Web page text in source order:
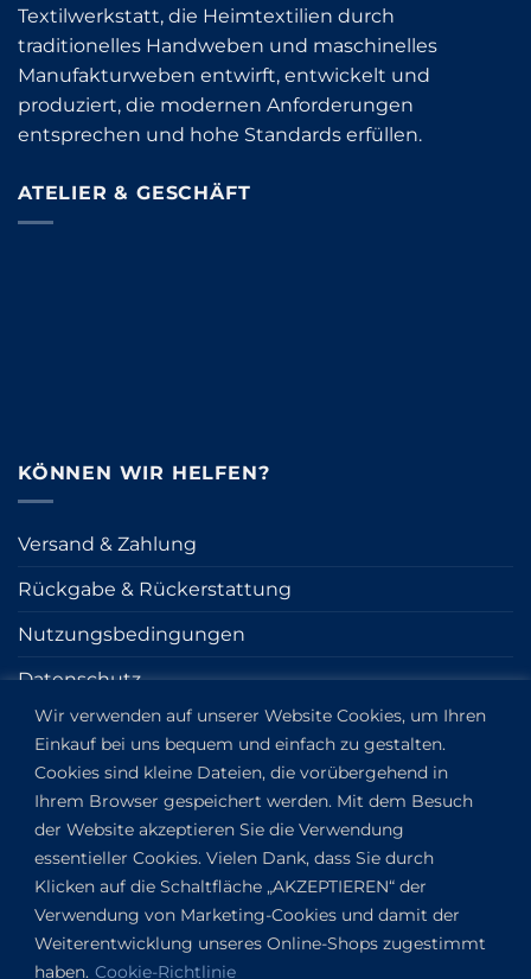
Wir verwenden auf unserer Website Cookies, um Ihren
Einkauf bei uns bequem und einfach zu gestalten.
Cookies sind kleine Dateien, die vorübergehend in
Ihrem Browser gespeichert werden. Mit dem Besuch
der Website akzeptieren Sie die Verwendung
essentieller Cookies. Vielen Dank, dass Sie durch
Klicken auf die Schaltfläche „AKZEPTIEREN“ der
Verwendung von Marketing-Cookies und damit der
Weiterentwicklung unseres Online-Shops zugestimmt
haben. Cookie-Richtlinie
Textilwerkstatt, die Heimtextilien durch
traditionelles Handweben und maschinelles
Manufakturweben entwirft, entwickelt und
produziert, die modernen Anforderungen
entsprechen und hohe Standards erfüllen.
ATELIER & GESCHÄFT
KÖNNEN WIR HELFEN?
Versand & Zahlung
Rückgabe & Rückerstattung
Nutzungsbedingungen
Datenschutz
Cookie
Impressum
KONTAKT
Kapitány utca 6.
1123